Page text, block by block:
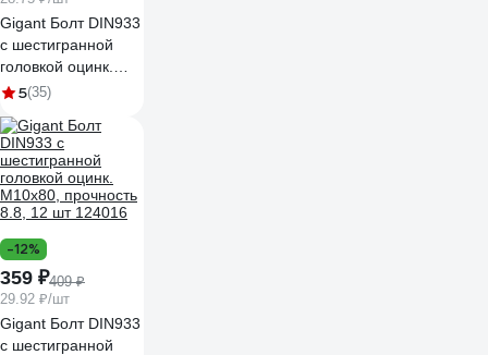
Gigant Болт DIN933
с шестигранной
головкой оцинк.
М12x50 12 шт
5(35)
-12%
359 ₽409 ₽
29.92 ₽/шт
Gigant Болт DIN933
с шестигранной